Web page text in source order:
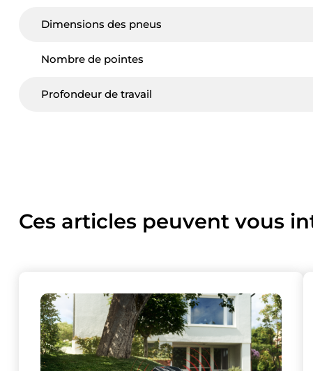
Dimensions des pneus
Nombre de pointes
Profondeur de travail
Ces articles peuvent vous